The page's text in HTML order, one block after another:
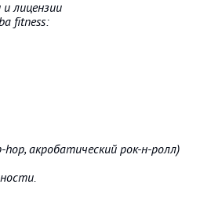
лицензии
fitness:
акробатический рок-н-ролл)